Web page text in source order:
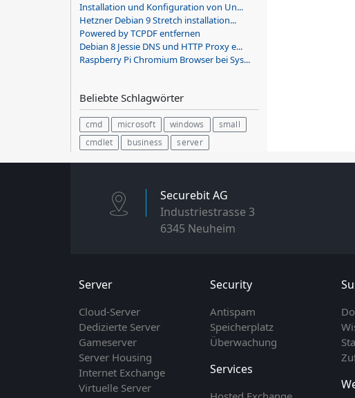
Installation und Konfiguration von Un...
Hetzner Debian 9 Stretch installation...
Powered by TCPDF entfernen
Debian 8 Jessie DNS und HTTP Proxy e...
Raspberry Pi Chromium Browser bei Sys...
Beliebte Schlagwörter
cmd microsoft windows
small
cmdlet
business server
Securebit AG
Industriestrasse 3
6345 Neuheim
Server
Cloud-Server
Dedizierte Server
Gameserver
Server Housing
Internet Exchange
Virtuelle Server
Security
Antispam
Speicherplatz
Überwachung
Services